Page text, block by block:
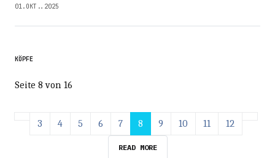
01.OKT..2025
KÖPFE
Seite 8 von 16
3 4 5 6 7 8 9 10 11 12
READ MORE